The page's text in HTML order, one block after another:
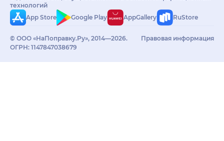
технологий
App Store
Google Play AppGallery RuStore
© ООО «НаПоправку.Ру», 2014—2026.
ОГРН: 1147847038679
Правовая информация